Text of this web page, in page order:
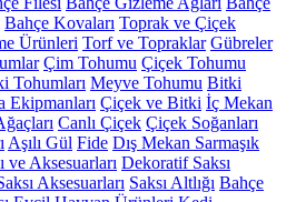
Bahçe Kovaları Toprak ve Çiçek
Ürünleri Torf ve Topraklar Gübreler
Çim Tohumu Çiçek Tohumu
Tohumları Meyve Tohumu Bitki
Ekipmanları Çiçek ve Bitki İç Mekan
Canlı Çiçek Çiçek Soğanları
Aşılı Gül Fide Dış Mekan Sarmaşık
ve Aksesuarları Dekoratif Saksı
Aksesuarları Saksı Altlığı Bahçe